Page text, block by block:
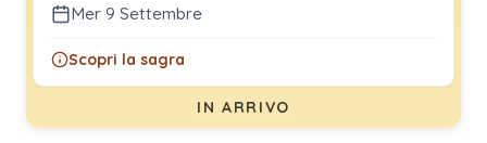
Mer 9 Settembre
Scopri la sagra
IN ARRIVO